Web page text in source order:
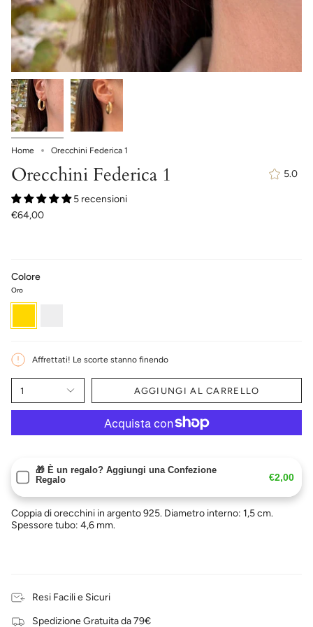
Home Orecchini Federica 1
Orecchini Federica 1 5.0
5 recensioni
€64,00
Colore
Oro
Affrettati! Le scorte stanno finendo
1 AGGIUNGI AL CARRELLO
🎁 È un regalo? Aggiungi una Confezione
Regalo
€2,00
Coppia di orecchini in argento 925. Diametro interno: 1,5 cm.
Spessore tubo: 4,6 mm.
Resi Facili e Sicuri
Spedizione Gratuita da 79€